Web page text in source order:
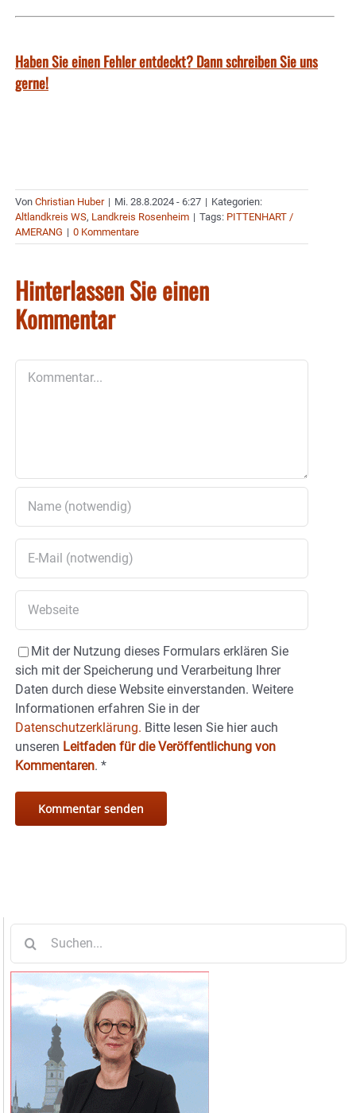
Haben Sie einen Fehler entdeckt? Dann schreiben Sie uns
gerne!
Von Christian Huber | Mi. 28.8.2024 - 6:27 | Kategorien:
Altlandkreis WS, Landkreis Rosenheim | Tags: PITTENHART /
AMERANG | 0 Kommentare
Hinterlassen Sie einen
Kommentar
Mit der Nutzung dieses Formulars erklären Sie
sich mit der Speicherung und Verarbeitung Ihrer
Daten durch diese Website einverstanden. Weitere
Informationen erfahren Sie in der
Datenschutzerklärung. Bitte lesen Sie hier auch
unseren Leitfaden für die Veröffentlichung von
Kommentaren. *
nach: